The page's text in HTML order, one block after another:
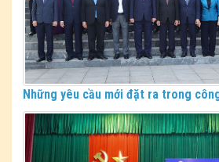
Những yêu cầu mới đặt ra trong